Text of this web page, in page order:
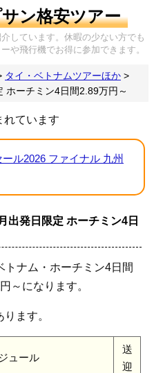
ン格安ツアー
しています。休暇の少ない方でも
や飛行機でお得に参加できます。
タイ・ベトナムツアーほか >
ホーチミン4日間2.89万円～
れています
ル2026 ファイナル 九州
出発日限定 ホーチミン4日
トナム・ホーチミン4日間
～になります。
ます。
ュール
送
迎